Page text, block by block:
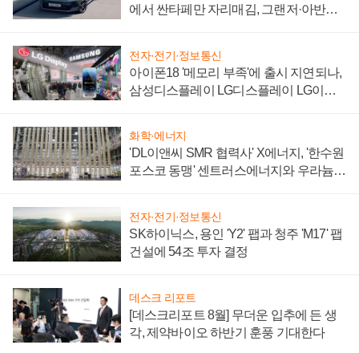
에서 싼타페만 자리매김, 그랜저·아반떼
전자·전기·정보통신
아이폰18 '메모리 부족'에 출시 지연되나,
삼성디스플레이 LG디스플레이 LG이노
화학·에너지
'DL이앤씨 SMR 협력사' X에너지, '한수원
포스코 동맹' 센트러스에너지와 우라늄
전자·전기·정보통신
SK하이닉스, 용인 'Y2' 팹과 청주 'M17' 팹
건설에 54조 투자 결정
데스크 리포트
[데스크리포트 8월] 무더운 입추에 든 생
각, 제약바이오 하반기 훈풍 기대한다